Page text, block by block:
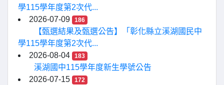
學115學年度第2次代...
2026-07-09
186
【甄選結果及甄選公告】「彰化縣立溪湖國民中
學115學年度第2次代...
2026-08-04
183
溪湖國中115學年度新生學號公告
2026-07-15
172